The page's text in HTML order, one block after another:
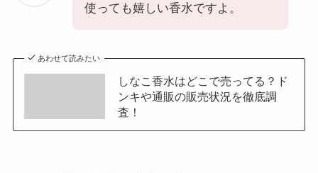
使っても嬉しい香水ですよ。
あわせて読みたい
しなこ香水はどこで売ってる？ド
ンキや通販の販売状況を徹底調
査！